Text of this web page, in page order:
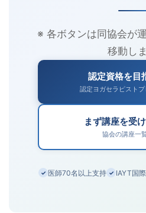
※ 各ボタンは同協会が
移動し
認定資格を目
認定ヨガセラピスト
まず講座を受
協会の講座一
✓ 医師70名以上支持 ✓ IAYT国